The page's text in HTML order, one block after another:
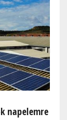
napelemre